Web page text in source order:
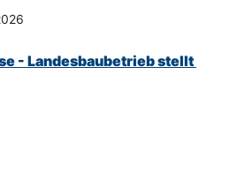
- Landesbaubetrieb stellt